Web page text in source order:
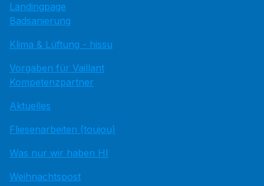
Landingpage
Badsanierung
Klima & Lüftung - hissu
Vorgaben für Vaillant
Kompetenzpartner
Aktuelles
Fliesenarbeiten (toujou)
Was nur wir haben HI
Weihnachtspost